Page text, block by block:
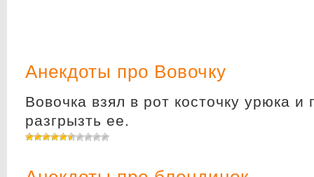
Анекдоты про Вовочку
Вовочка взял в рот косточку урюка и
разгрызть ее.